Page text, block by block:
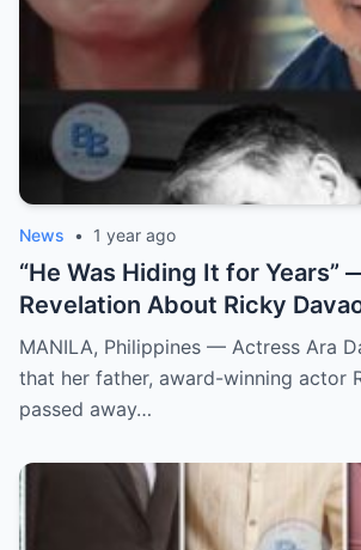
News • 1 year ago
“He Was Hiding It for Years”
Revelation About Ricky
Illness Before Death Leaves
Speechless
MANILA, Philippines — Actress Ara
that her father, award-winning actor
passed away…